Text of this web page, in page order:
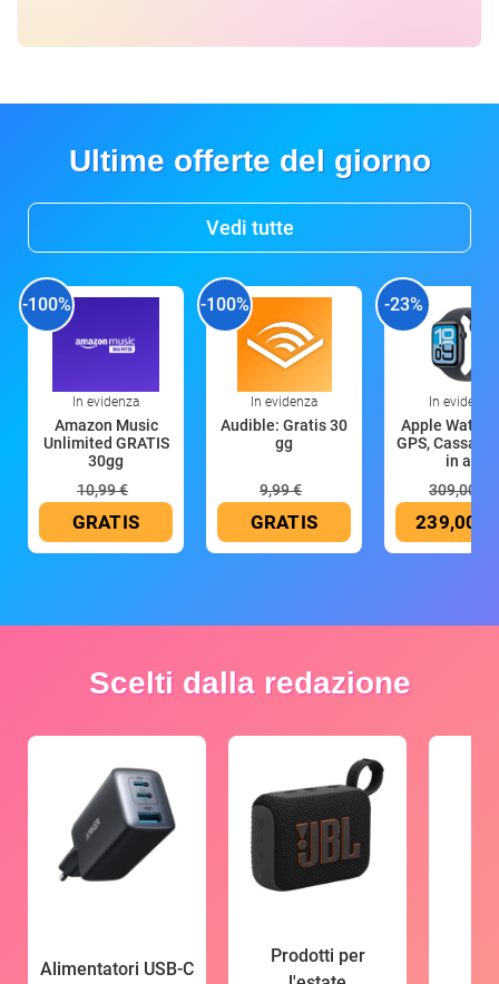
Ultime offerte del giorno
Vedi tutte
-100%
In evidenza
Amazon Music
Unlimited GRATIS
30gg
10,99 €
GRATIS
-100%
In evidenza
Audible: Gratis 30
gg
9,99 €
GRATIS
-23%
In evidenza
Apple Watch
GPS, Cassa
in all
309,00 €
239,00 €
Scelti dalla redazione
Alimentatori USB-C
Prodotti per